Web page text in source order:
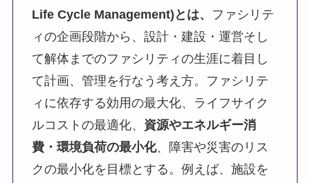
Life Cycle Management)とは、
ファシリテ
ィの企画段階から、設計・建設・運営そし
て解体までのファシリティの生涯に着目し
て計画、管理を行なう考え方。ファシリテ
ィに依存する効用の最大化、ライフサイク
ルコストの最適化、 資源やエネルギー消
費・環境負荷の最小化、障害や災害のリス
クの最小化を目標とする。例えば、施設を